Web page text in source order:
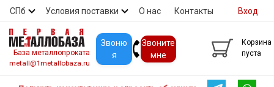
СПб Условия поставки О нас Контакты
Скидки Прайс Покупателям
Вход
База металлопроката
metall@1metallobaza.ru
Звоню
я
Звоните
мне
Корзина
пуста